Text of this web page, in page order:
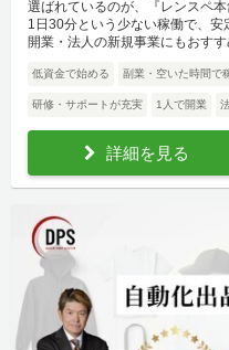
選ばれているのが、『レンスペ
1日30分という少ない稼働で、
開業・法人の新規事業にもおすす
低資金で始める 副業・空いた時間で
研修・サポートが充実 1人で開業
詳細を見る